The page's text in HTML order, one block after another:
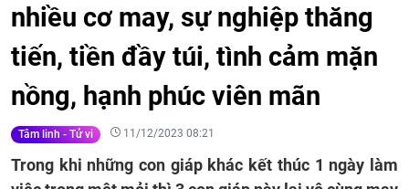
nhiều cơ may, sự nghiệp thăng
tiến, tiền đầy túi, tình cảm mặn
nồng, hạnh phúc viên mãn
Tâm linh - Tử vi 11/12/2023 08:21
Trong khi những con giáp khác kết thúc 1 ngày làm